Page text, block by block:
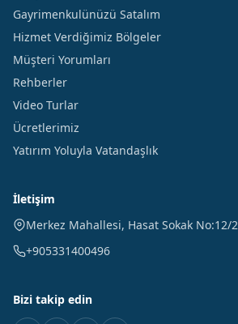
Gayrimenkulünüzü Satalım
Hizmet Verdiğimiz Bölgeler
Müşteri Yorumları
Rehberler
Video Turlar
Ücretlerimiz
Yatırım Yoluyla Vatandaşlık
İletişim
Merkez Mahallesi, Hasat Sokak No:12/2
+905331400496
Bizi takip edin